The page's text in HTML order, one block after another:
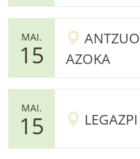
MAI.
15
AZOKA
MAI.
15